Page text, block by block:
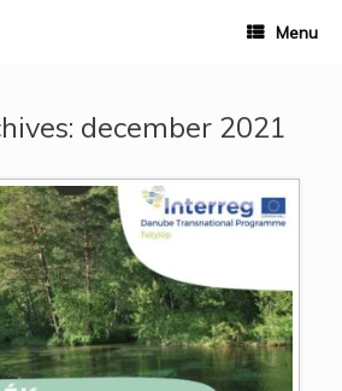
Menu
december 2021